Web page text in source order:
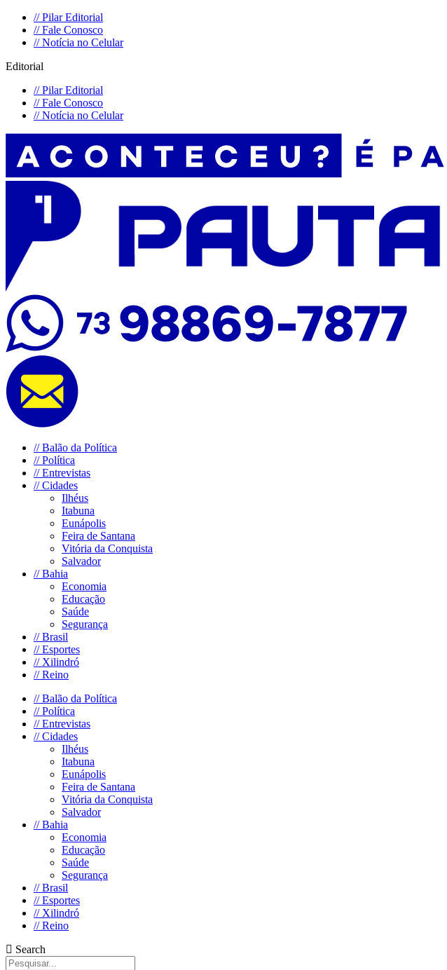
//Pilar Editorial
//Fale Conosco
//Notícia no Celular
Editorial
//Pilar Editorial
//Fale Conosco
//Notícia no Celular
//Balão da Política
//Política
//Entrevistas
//Cidades
Ilhéus
Itabuna
Eunápolis
Feira de Santana
Vitória da Conquista
Salvador
//Bahia
Economia
Educação
Saúde
Segurança
//Brasil
//Esportes
//Xilindró
//Reino
//Balão da Política
//Política
//Entrevistas
//Cidades
Ilhéus
Itabuna
Eunápolis
Feira de Santana
Vitória da Conquista
Salvador
//Bahia
Economia
Educação
Saúde
Segurança
//Brasil
//Esportes
//Xilindró
//Reino
Search